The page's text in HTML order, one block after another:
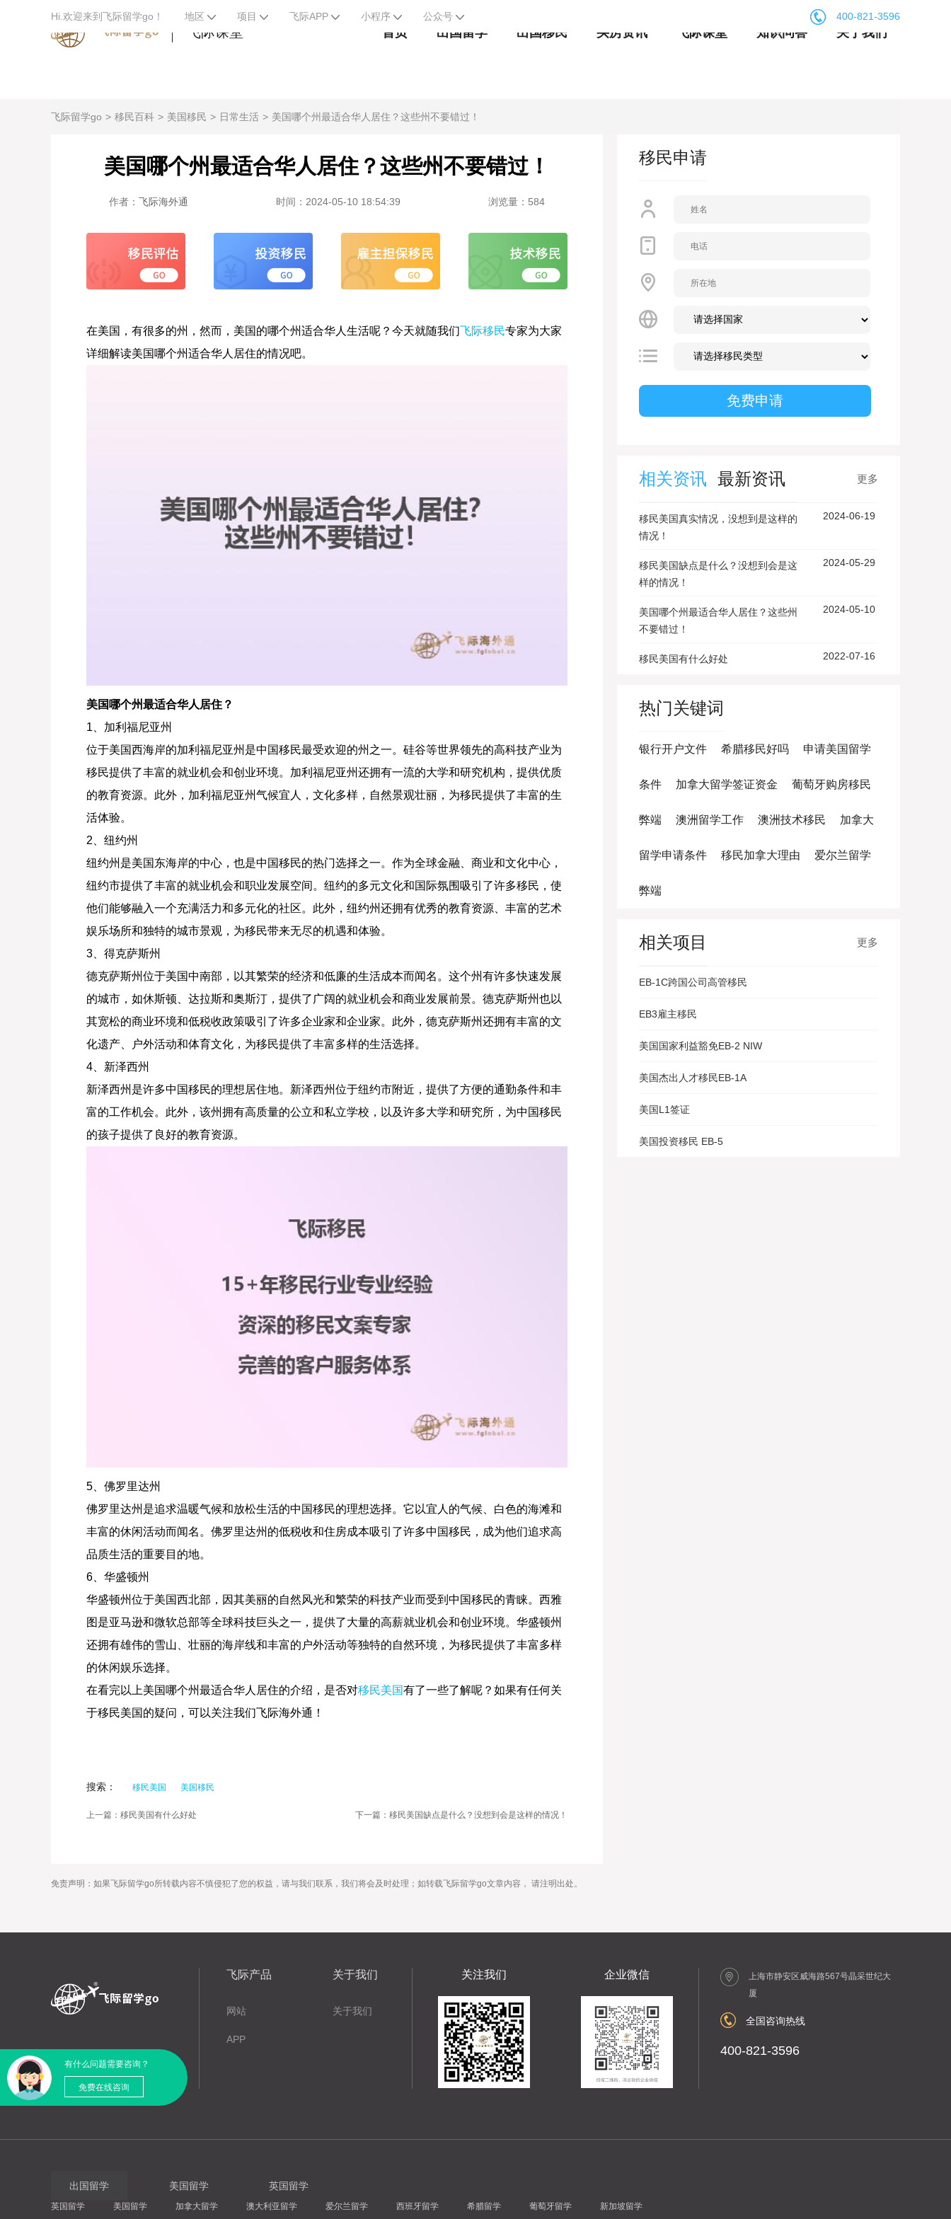
Hi.欢迎来到飞际留学go！ 地区 项目 飞际APP 小程序 公众号 400-821-3596
飞际课堂 首页 出国留学 出国移民 买房资讯 飞际课堂 知识问答 关于我们
飞际留学go 移民百科 美国移民 日常生活 美国哪个州最适合华人居住？这些州不要错过！
美国哪个州最适合华人居住？这些州不要错过！
作者： 飞际海外通 时间：2024-05-10 18:54:39 浏览量：584
在美国，有很多的州，然而，美国的哪个州适合华人生活呢？今天就随我们飞际移民专家为大家
详细解读美国哪个州适合华人居住的情况吧。
美国哪个州最适合华人居住？
1、加利福尼亚州
位于美国西海岸的加利福尼亚州是中国移民最受欢迎的州之一。硅谷等世界领先的高科技产业为
移民提供了丰富的就业机会和创业环境。加利福尼亚州还拥有一流的大学和研究机构，提供优质
的教育资源。此外，加利福尼亚州气候宜人，文化多样，自然景观壮丽，为移民提供了丰富的生
活体验。
2、纽约州
纽约州是美国东海岸的中心，也是中国移民的热门选择之一。作为全球金融、商业和文化中心，
纽约市提供了丰富的就业机会和职业发展空间。纽约的多元文化和国际氛围吸引了许多移民，使
他们能够融入一个充满活力和多元化的社区。此外，纽约州还拥有优秀的教育资源、丰富的艺术
娱乐场所和独特的城市景观，为移民带来无尽的机遇和体验。
3、得克萨斯州
德克萨斯州位于美国中南部，以其繁荣的经济和低廉的生活成本而闻名。这个州有许多快速发展
的城市，如休斯顿、达拉斯和奥斯汀，提供了广阔的就业机会和商业发展前景。德克萨斯州也以
其宽松的商业环境和低税收政策吸引了许多企业家和企业家。此外，德克萨斯州还拥有丰富的文
化遗产、户外活动和体育文化，为移民提供了丰富多样的生活选择。
4、新泽西州
新泽西州是许多中国移民的理想居住地。新泽西州位于纽约市附近，提供了方便的通勤条件和丰
富的工作机会。此外，该州拥有高质量的公立和私立学校，以及许多大学和研究所，为中国移民
的孩子提供了良好的教育资源。
5、佛罗里达州
佛罗里达州是追求温暖气候和放松生活的中国移民的理想选择。它以宜人的气候、白色的海滩和
丰富的休闲活动而闻名。佛罗里达州的低税收和住房成本吸引了许多中国移民，成为他们追求高
品质生活的重要目的地。
6、华盛顿州
华盛顿州位于美国西北部，因其美丽的自然风光和繁荣的科技产业而受到中国移民的青睐。西雅
图是亚马逊和微软总部等全球科技巨头之一，提供了大量的高薪就业机会和创业环境。华盛顿州
还拥有雄伟的雪山、壮丽的海岸线和丰富的户外活动等独特的自然环境，为移民提供了丰富多样
的休闲娱乐选择。
在看完以上美国哪个州最适合华人居住的介绍，是否对移民美国有了一些了解呢？如果有任何关
于移民美国的疑问，可以关注我们飞际海外通！
搜索： 移民美国 美国移民
上一篇：移民美国有什么好处 下一篇：移民美国缺点是什么？没想到会是这样的情况！
免责声明：如果飞际留学go所转载内容不慎侵犯了您的权益，请与我们联系，我们将会及时处理；如转载飞际留学go文章内容， 请注明出处。
移民申请
相关资讯 最新资讯 更多
移民美国真实情况，没想到是这样的
情况！
2024-06-19
移民美国缺点是什么？没想到会是这
样的情况！
2024-05-29
美国哪个州最适合华人居住？这些州
不要错过！
2024-05-10
移民美国有什么好处 2022-07-16
热门关键词
银行开户文件 希腊移民好吗 申请美国留学
条件 加拿大留学签证资金 葡萄牙购房移民
弊端 澳洲留学工作 澳洲技术移民 加拿大
留学申请条件 移民加拿大理由 爱尔兰留学
弊端
相关项目 更多
EB-1C跨国公司高管移民
EB3雇主移民
美国国家利益豁免EB-2 NIW
美国杰出人才移民EB-1A
美国L1签证
美国投资移民 EB-5
有什么问题需要咨询？
免费在线咨询
飞际产品
网站
APP
关于我们
关于我们
关注我们 企业微信
上海市静安区威海路567号晶采世纪大
厦
全国咨询热线
400-821-3596
出国留学 美国留学 英国留学
英国留学 美国留学 加拿大留学 澳大利亚留学 爱尔兰留学 西班牙留学 希腊留学 葡萄牙留学 新加坡留学